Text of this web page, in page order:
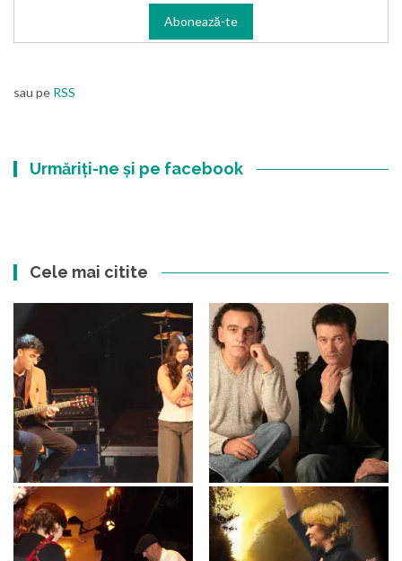
sau pe RSS
Urmăriți-ne și pe facebook
Cele mai citite